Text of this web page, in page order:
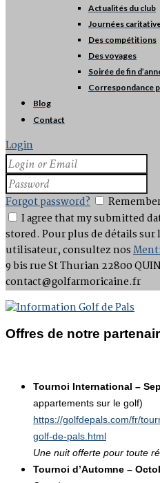
Actualités du club
Journées
Des compétitions
Des voyages
Soirée de fin
Correspondance
Blog
Contact
Login
Forgot password?
I agree that my submitted
stored. Pour plus de détails sur
utilisateur, consultez nos
9 bis rue St Thurian22800
contact@golfarmoricaine.fr
Offres de notre
Tournoi International –
appartements sur le golf)
https://golfdepals.com/fr/
golf-de-pals.html
Une nuit offerte pour toute
Tournoi d’Automne –